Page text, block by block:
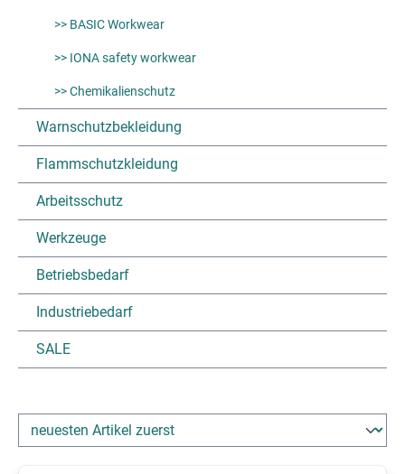
>> BASIC Workwear
>> IONA safety workwear
>> Chemikalienschutz
Warnschutzbekleidung
Flammschutzkleidung
Arbeitsschutz
Werkzeuge
Betriebsbedarf
Industriebedarf
SALE